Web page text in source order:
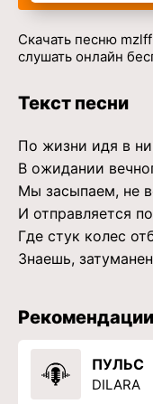
Скачать песню
слушать онлайн
Текст песни
По жизни идя в
В ожидании
Мы засыпаем, не
И отправляется
Где стук колес
Знаешь,
Рекомендации
ПУЛЬС
DILARA